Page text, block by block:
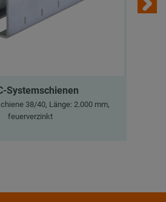
Systemschienen
38/40, Länge: 2.000 mm,
feuerverzinkt